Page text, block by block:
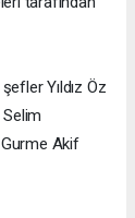
Yıldız Öz
Gurme Akif